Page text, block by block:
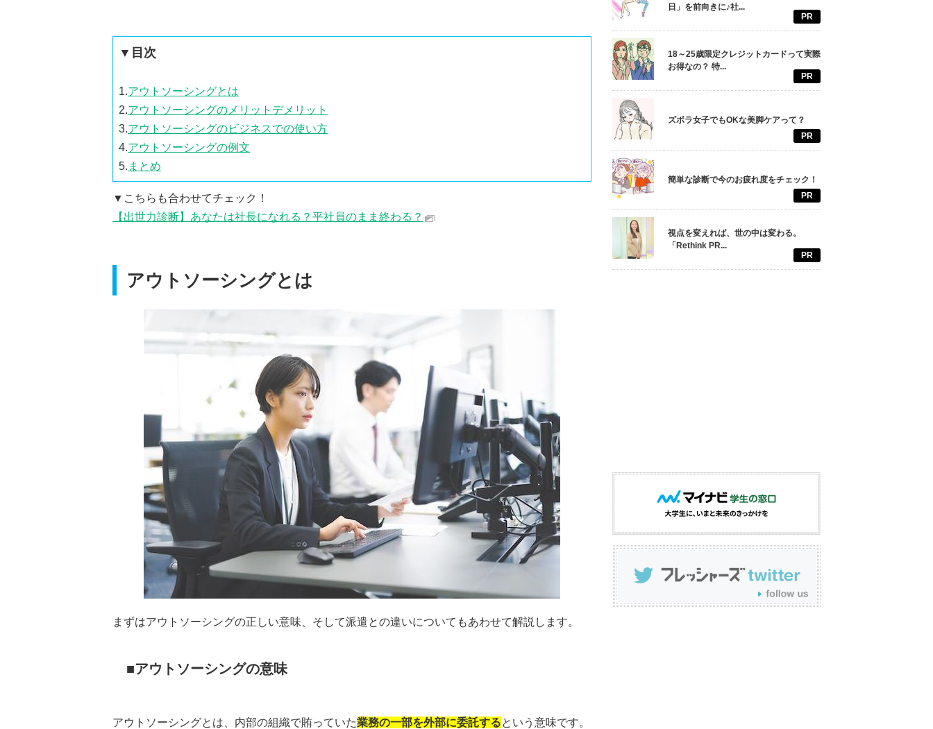
▼目次
1.アウトソーシングとは
2.アウトソーシングのメリットデメリット
3.アウトソーシングのビジネスでの使い方
4.アウトソーシングの例文
5. まとめ
▼こちらも合わせてチェック！
【出世力診断】あなたは社長になれる？平社員のまま終わる？
アウトソーシングとは
まずはアウトソーシングの正しい意味、そして派遣との違いについてもあわせて解説します。
アウトソーシングの意味
アウトソーシングとは、内部の組織で賄っていた業務の一部を外部に委託するという意味です。
日」を前向きに♪社...
PR
18～25歳限定クレジットカードって実際
お得なの？ 特...
PR
ズボラ女子でもOKな美脚ケアって？
PR
簡単な診断で今のお疲れ度をチェック！
PR
視点を変えれば、世の中は変わる。
「Rethink PR...
PR